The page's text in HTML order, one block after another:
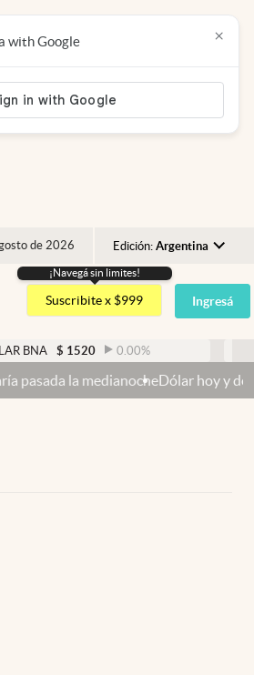
de 2026 Edición: Argentina
Argentina
España
USA
¡Navegá sin limites!
Suscribite x $999 Ingresá
0.00%
Dólar hoy y dólar blue hoy: cuál
with Google ×